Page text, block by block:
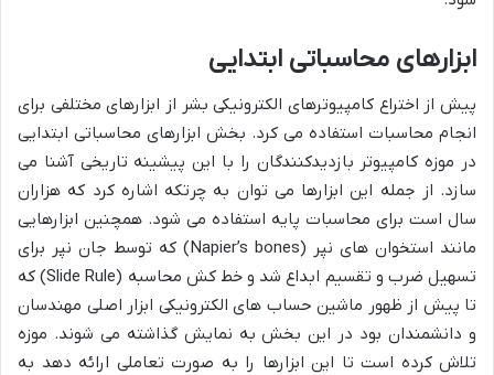
ابزارهای محاسباتی ابتدایی
پیش از اختراع کامپیوترهای الکترونیکی بشر از ابزارهای مختلفی برای
انجام محاسبات استفاده می کرد. بخش ابزارهای محاسباتی ابتدایی
در موزه کامپیوتر بازدیدکنندگان را با این پیشینه تاریخی آشنا می
سازد. از جمله این ابزارها می توان به چرتکه اشاره کرد که هزاران
سال است برای محاسبات پایه استفاده می شود. همچنین ابزارهایی
مانند استخوان های نپر (Napier’s bones) که توسط جان نپر برای
تسهیل ضرب و تقسیم ابداع شد و خط کش محاسبه (Slide Rule) که
تا پیش از ظهور ماشین حساب های الکترونیکی ابزار اصلی مهندسان
و دانشمندان بود در این بخش به نمایش گذاشته می شوند. موزه
تلاش کرده است تا این ابزارها را به صورت تعاملی ارائه دهد به